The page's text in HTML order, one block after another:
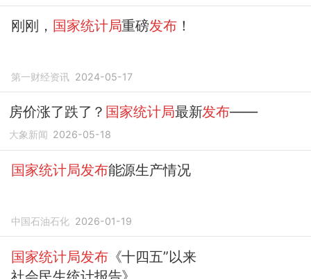
刚刚， 国家统计局重磅发布！
第一财经资讯 2024-05-17
房价涨了跌了？ 国家统计局最新发布——
大象新闻 2026-05-18
国家统计局发布能源生产情况
中国石油石化 2026-01-19
国家统计局发布《十四五”以来